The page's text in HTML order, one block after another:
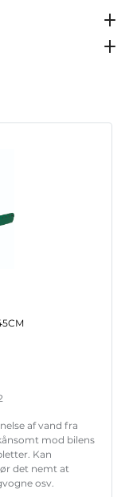
af vand fra
mod bilens
Kan
det nemt at
osv.